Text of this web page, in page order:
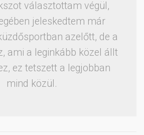
választottam végül,
jeleskedtem már
azelőtt, de a
ami a leginkább közel állt
ez tetszett a legjobban
mind közül.